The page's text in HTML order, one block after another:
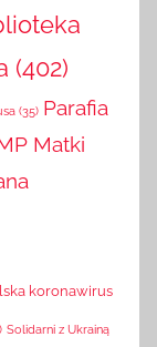
(402)
(35) Parafia
Matki
koronawirus
Solidarni z Ukrainą